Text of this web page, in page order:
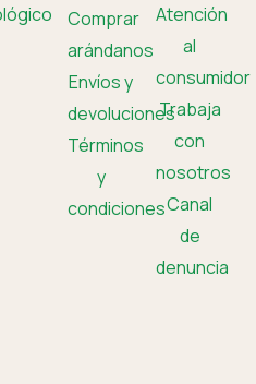
Comprar
arándanos
Envíos y
devoluciones
Términos
y
condiciones
Atención
al
consumidor
Trabaja
con
nosotros
Canal
de
denuncia